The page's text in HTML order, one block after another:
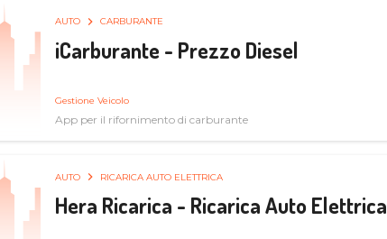
AUTO CARBURANTE
iCarburante - Prezzo Diesel
Gestione Veicolo
App per il rifornimento di carburante
AUTO RICARICA AUTO ELETTRICA
Hera Ricarica - Ricarica Auto Elettrica